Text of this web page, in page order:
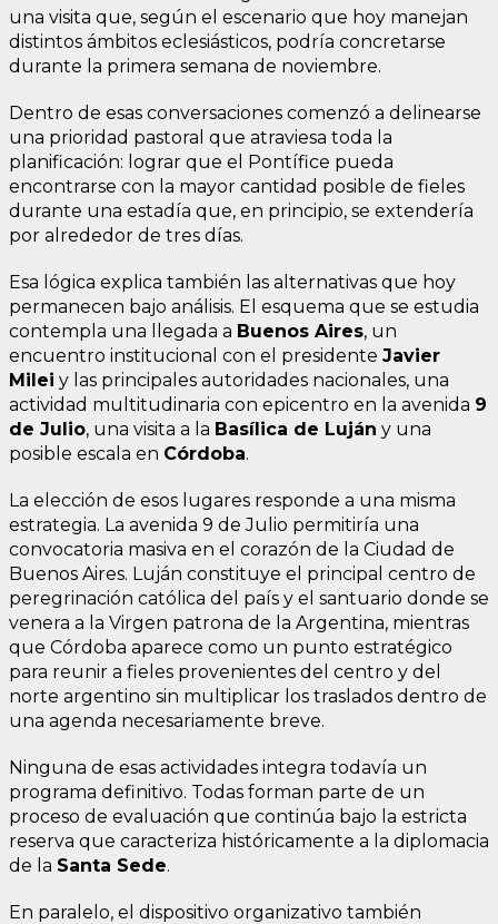
una visita que, según el escenario que hoy manejan
distintos ámbitos eclesiásticos, podría concretarse
durante la primera semana de noviembre.
Dentro de esas conversaciones comenzó a delinearse
una prioridad pastoral que atraviesa toda la
planificación: lograr que el Pontífice pueda
encontrarse con la mayor cantidad posible de fieles
durante una estadía que, en principio, se extendería
por alrededor de tres días.
Esa lógica explica también las alternativas que hoy
permanecen bajo análisis. El esquema que se estudia
contempla una llegada a Buenos Aires, un
encuentro institucional con el presidente Javier
Milei y las principales autoridades nacionales, una
actividad multitudinaria con epicentro en la avenida 9
de Julio, una visita a la Basílica de Luján y una
posible escala en Córdoba.
La elección de esos lugares responde a una misma
estrategia. La avenida 9 de Julio permitiría una
convocatoria masiva en el corazón de la Ciudad de
Buenos Aires. Luján constituye el principal centro de
peregrinación católica del país y el santuario donde se
venera a la Virgen patrona de la Argentina, mientras
que Córdoba aparece como un punto estratégico
para reunir a fieles provenientes del centro y del
norte argentino sin multiplicar los traslados dentro de
una agenda necesariamente breve.
Ninguna de esas actividades integra todavía un
programa definitivo. Todas forman parte de un
proceso de evaluación que continúa bajo la estricta
reserva que caracteriza históricamente a la diplomacia
de la Santa Sede.
En paralelo, el dispositivo organizativo también